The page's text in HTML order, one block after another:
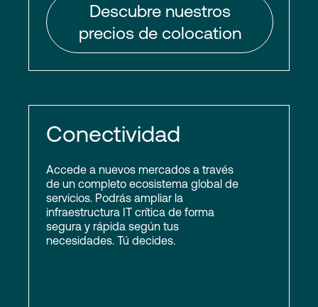
Descubre nuestros
precios de colocation
Conectividad
Accede a nuevos mercados a través
de un completo ecosistema global de
servicios. Podrás ampliar la
infraestructura IT crítica de forma
segura y rápida según tus
necesidades. Tú decides.